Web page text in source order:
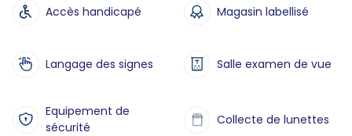
Accès handicapé Magasin labellisé
Langage des signes Salle examen de vue
Equipement de
sécurité
Collecte de lunettes